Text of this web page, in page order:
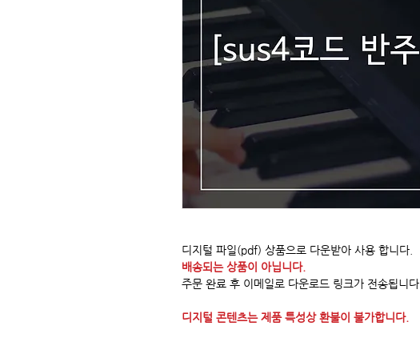
디지털 파일(pdf) 상품으로 다운받아 사용 합니다.
배송되는 상품이 아닙니다.
주문 완료 후 이메일로 다운로드 링크가 전송됩니다.
디지털 콘텐츠는 제품 특성상 환불이 불가합니다.